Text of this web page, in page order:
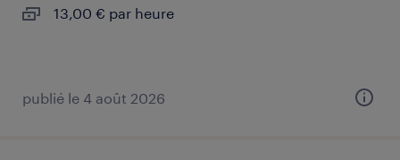
13,00 € par heure
publié le 4 août 2026